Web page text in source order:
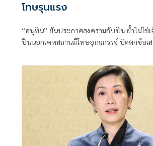
โทษรุนแรง
“อนุทิน” ยันประกาศสงครามกับปืน ย้ำไม่ใช่
ปืนนอกเคหสถานมีโทษอุกฉกรรจ์ ปัดตกข้อ
เจ้าของเป็นผู้ต้องหาร่วม